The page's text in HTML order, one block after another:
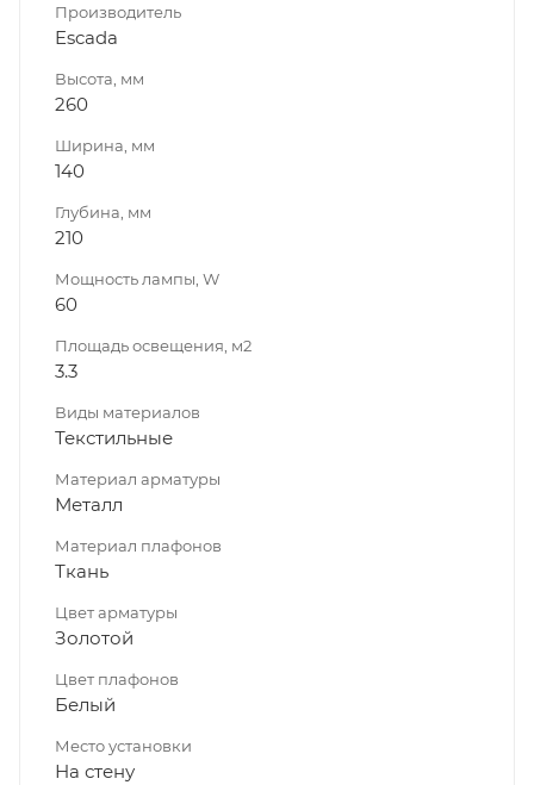
Производитель
Escada
Высота, мм
260
Ширина, мм
140
Глубина, мм
210
Мощность лампы, W
60
Площадь освещения, м2
3.3
Виды материалов
Текстильные
Материал арматуры
Металл
Материал плафонов
Ткань
Цвет арматуры
Золотой
Цвет плафонов
Белый
Место установки
На стену